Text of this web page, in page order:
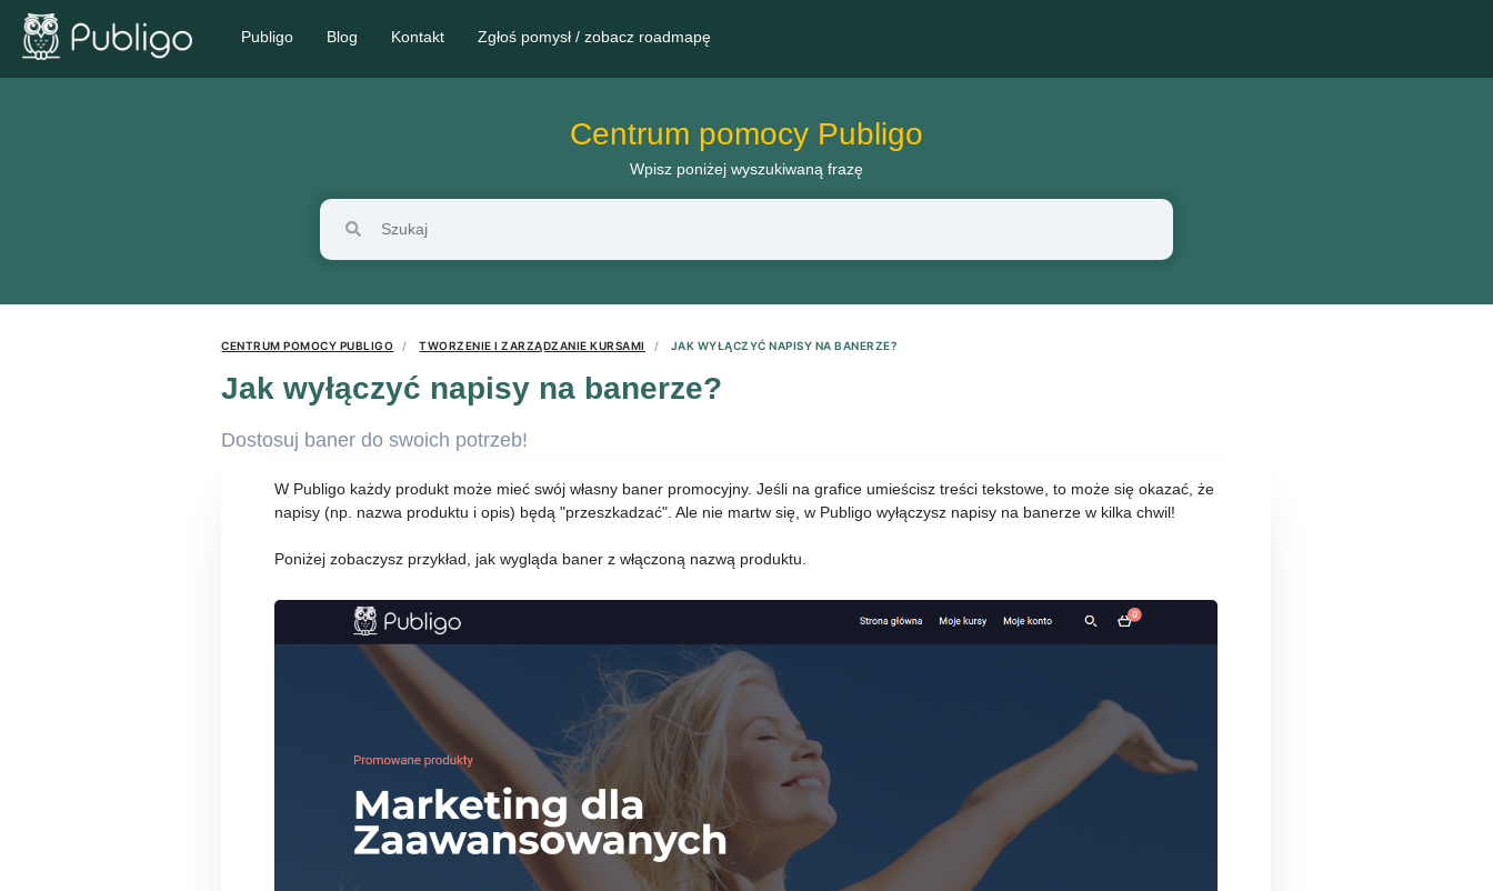
Publigo Blog Kontakt Zgłoś pomysł / zobacz roadmapę
Centrum pomocy Publigo
Wpisz poniżej wyszukiwaną frazę
CENTRUM POMOCY PUBLIGO TWORZENIE I ZARZĄDZANIE KURSAMI JAK WYŁĄCZYĆ NAPISY NA BANERZE?
Jak wyłączyć napisy na banerze?
Dostosuj baner do swoich potrzeb!
W Publigo każdy produkt może mieć swój własny baner promocyjny. Jeśli na grafice umieścisz treści tekstowe, to może się okazać, że
napisy (np. nazwa produktu i opis) będą "przeszkadzać". Ale nie martw się, w Publigo wyłączysz napisy na banerze w kilka chwil!
Poniżej zobaczysz przykład, jak wygląda baner z włączoną nazwą produktu.